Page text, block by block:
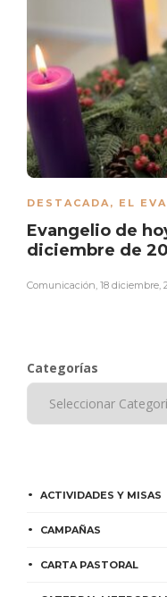
DESTACADA, EL
Evangelio de
diciembre de
Comunicación, 18 diciembre,
Categorías
ACTIVIDADES Y MISAS
CAMPAÑAS
CARTA PASTORAL